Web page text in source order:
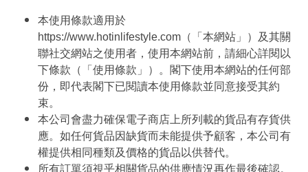
本使用條款適用於
https://www.hotinlifestyle.com（「本網站」）及其關
聯社交網站之使用者，使用本網站前，請細心詳閱以
下條款（「使用條款」）。閣下使用本網站的任何部
份，即代表閣下已閱讀本使用條款並同意接受其約
束。
本公司會盡力確保電子商店上所列載的貨品有存貨供
應。如任何貨品因缺貨而未能提供予顧客，本公司有
權提供相同種類及價格的貨品以供替代。
所有訂單須視乎相關貨品的供應情況再作最後確認。